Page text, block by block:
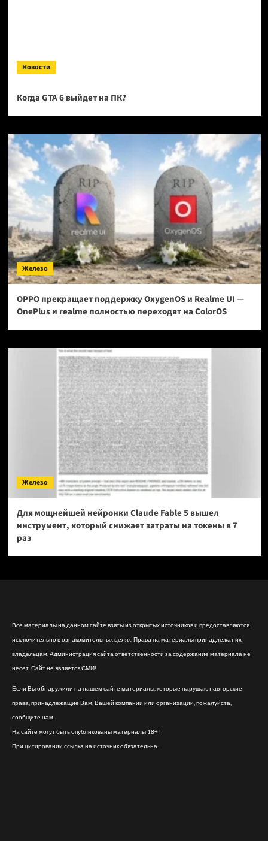
Новости
Когда GTA 6 выйдет на ПК?
Железо
OPPO прекращает поддержку OxygenOS и Realme UI —
OnePlus и realme полностью переходят на ColorOS
Железо
Для мощнейшей нейронки Claude Fable 5 вышел
инструмент, который снижает затраты на токены в 7
раз
Все материалы на данном сайте взяты из открытых источников и предоставляются
исключительно в ознакомительных целях. Права на материалы принадлежат их
владельцам. Администрация сайта ответственности за содержание материала не
несет. Сайт не является СМИ!
Если Вы обнаружили на нашем сайте материалы, которые нарушают авторские
права, принадлежащие Вам, Вашей компании или организации, пожалуйста,
сообщите нам.
На сайте могут быть опубликованы материалы 18+!
При цитировании ссылка на источник обязательна.